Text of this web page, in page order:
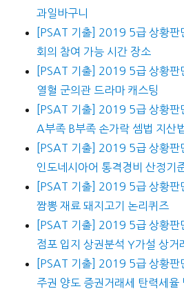
과일바구니
[PSAT 기출] 2019 5급 상황판
회의 참여 가능 시간 장소
[PSAT 기출] 2019 5급 상황판
열혈 군의관 드라마 캐스팅
[PSAT 기출] 2019 5급 상황판
A부족 B부족 손가락 셈법 지산
[PSAT 기출] 2019 5급 상황판
인도네시아어 통격경비 산정기
[PSAT 기출] 2019 5급 상황판
짬뽕 재료 돼지고기 논리퀴즈
[PSAT 기출] 2019 5급 상황판
점포 입지 상권분석 Y가설 상거
[PSAT 기출] 2019 5급 상황판
주권 양도 증권거래세 탄력세율